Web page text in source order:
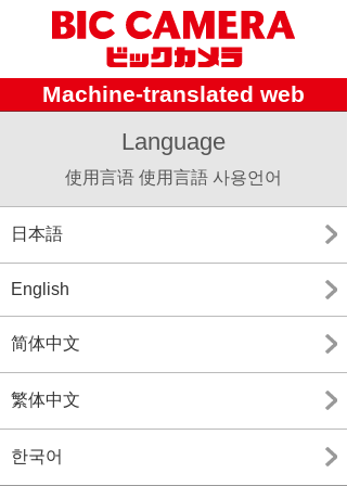
Machine-translated web
Language
使用言语 使用言語 사용언어
日本語
English
简体中文
繁体中文
한국어